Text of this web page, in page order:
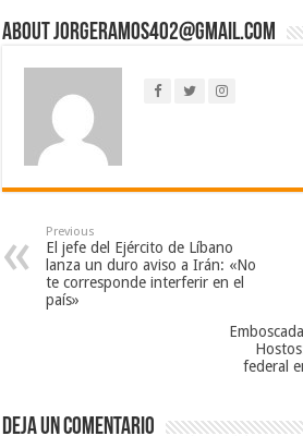
About jorgeramos402@gmail.com
Previous
El jefe del Ejército de Líbano
lanza un duro aviso a Irán: «No
te corresponde interferir en el
país»
federal
Deja un comentario